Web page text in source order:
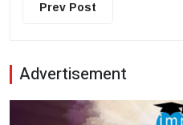
Prev Post
Advertisement